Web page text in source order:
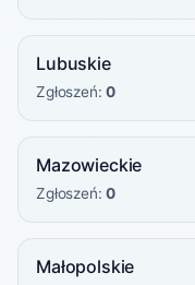
Lubuskie
Zgłoszeń:0
Mazowieckie
Zgłoszeń:0
Małopolskie